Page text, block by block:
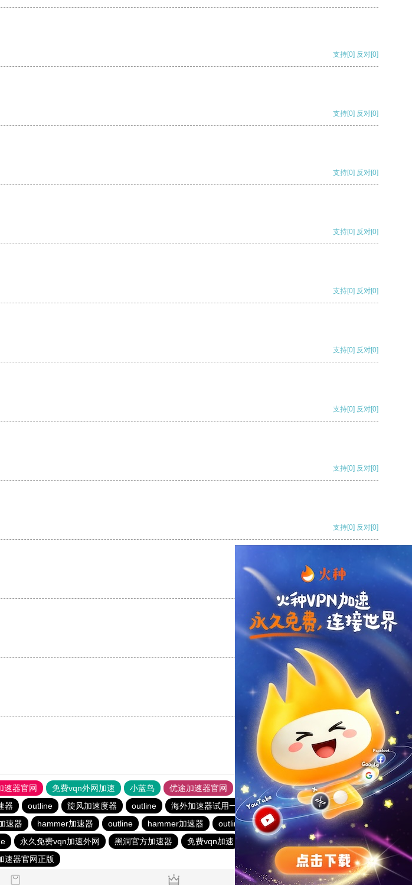
支持[0] 反对[0]
支持[0] 反对[0]
支持[0] 反对[0]
支持[0] 反对[0]
支持[0] 反对[0]
支持[0] 反对[0]
支持[0] 反对[0]
支持[0] 反对[0]
支持[0] 反对[0]
反对
反对[0]
速器官网 免费vqn外网加速 小蓝鸟 优途加速器官网 风驰加速器 旋风加速器
八戒看书
器 outline 旋风加速度器 outline 海外加速器试用一小时 极光加速器
ios加速器
速器 hammer加速器 outline hammer加速器 outline 闪电猫加速器
飞狗加速器
永久免费vqn加速外网 黑洞官方加速器 免费vqn加速 火箭加速器 ios加速器
一元机场
速器官网正版